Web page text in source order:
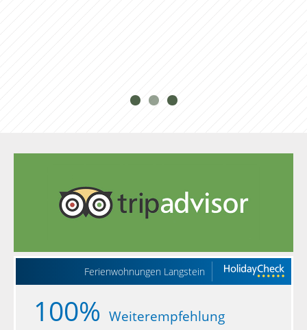
Ferienwohnungen Langstein
100% Weiterempfehlung